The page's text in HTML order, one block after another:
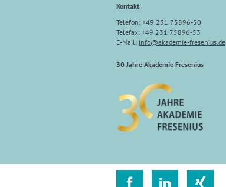
Kontakt
Telefon: +49 231 75896-50
Telefax: +49 231 75896-53
E-Mail: info@akademie-fresenius.de
30 Jahre Akademie Fresenius
  